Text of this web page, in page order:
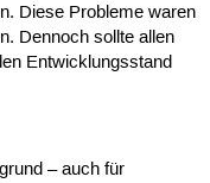
Diese Probleme waren
Dennoch sollte allen
Entwicklungsstand
– auch für